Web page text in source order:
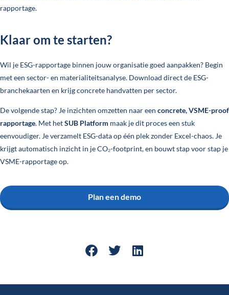
rapportage.
Klaar om te starten?
Wil je ESG-rapportage binnen jouw organisatie goed aanpakken? Begin
met een sector- en materialiteitsanalyse. Download direct de ESG-
branchekaarten en krijg concrete handvatten per sector.
De volgende stap? Je inzichten omzetten naar een concrete, VSME-proof
rapportage. Met hetSUB Platform maak je dit proces een stuk
eenvoudiger. Je verzamelt ESG-data op één plek zonder Excel-chaos. Je
krijgt automatisch inzicht in je CO₂-footprint, en bouwt stap voor stap je
VSME-rapportage op.
Plan een demo